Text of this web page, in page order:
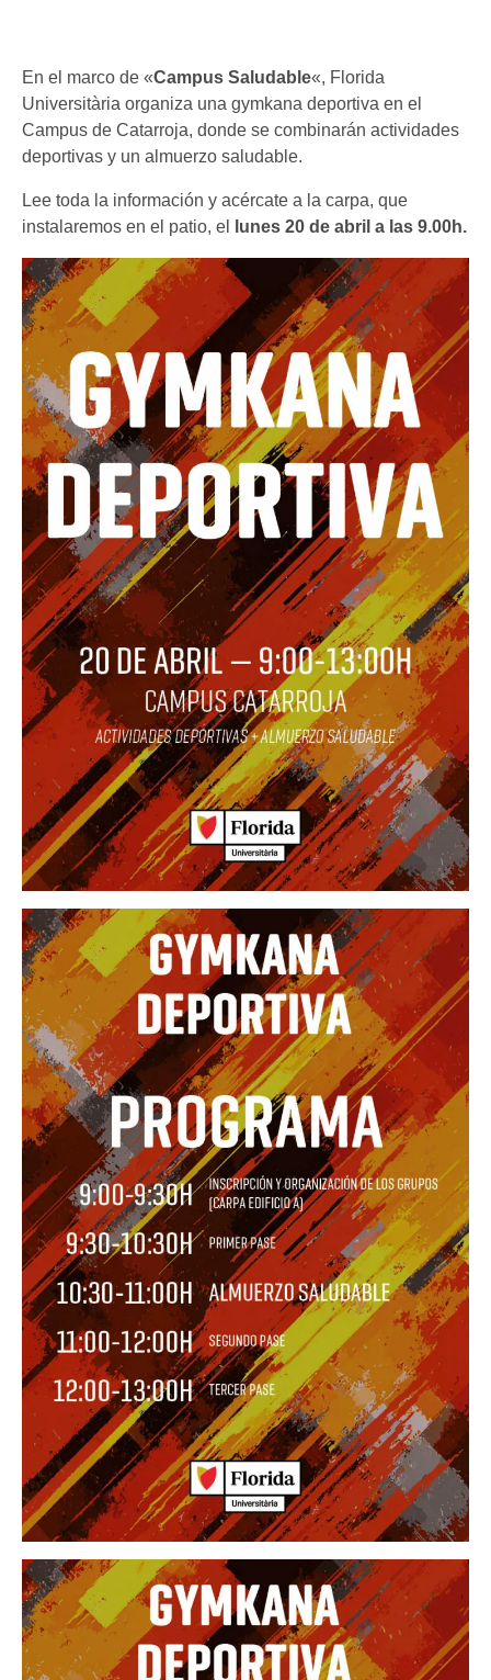
En el marco de «Campus Saludable«, Florida
Universitària organiza una gymkana deportiva en el
Campus de Catarroja, donde se combinarán actividades
deportivas y un almuerzo saludable.
Lee toda la información y acércate a la carpa, que
instalaremos en el patio, el
lunes 20 de abril a las 9.00h.